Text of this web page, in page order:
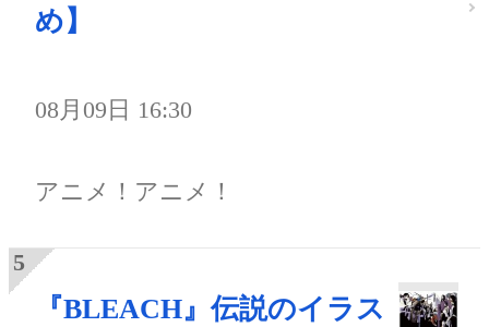
め】
08月09日 16:30
アニメ！アニメ！
『BLEACH』伝説のイラス